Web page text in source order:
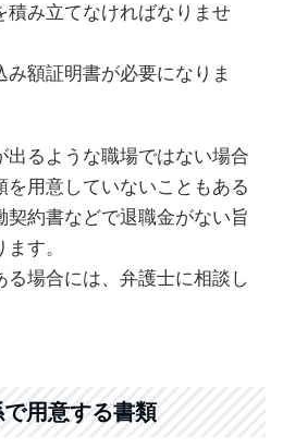
積み立てなければなりませ
額証明書が必要になりま
出るような職場ではない場合
を用意していないこともある
約書などで退職金がない旨
す。
場合には、弁護士に相談し
用意する書類